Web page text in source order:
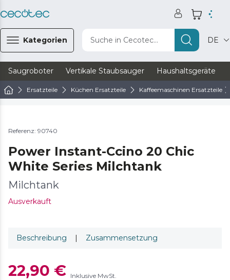
Kategorien Suche in Cecotec... DE
Saugroboter Vertikale Staubsauger Haushaltsgeräte
Ersatzteile Küchen Ersatzteile Kaffeemaschinen Ersatzteile
Referenz: 90740
Power Instant-Ccino 20 Chic
White Series Milchtank
Milchtank
Ausverkauft
Beschreibung | Zusammensetzung
22,90 € Inklusive MwSt.